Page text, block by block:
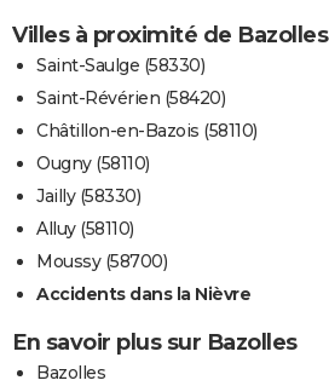
Villes à proximité de Bazolles
Saint-Saulge (58330)
Saint-Révérien (58420)
Châtillon-en-Bazois (58110)
Ougny (58110)
Jailly (58330)
Alluy (58110)
Moussy (58700)
Accidents dans la Nièvre
En savoir plus sur Bazolles
Bazolles